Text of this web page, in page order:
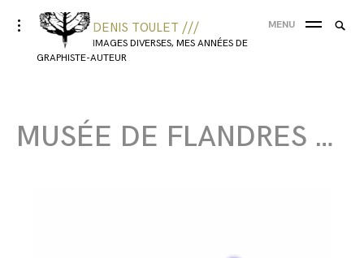
DENIS TOULET ///
IMAGES DIVERSES, MES ANNÉES DE
GRAPHISTE-AUTEUR
MENU
MUSÉE DE FLANDRES …